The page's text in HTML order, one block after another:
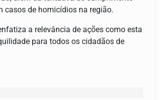
casos de homicídios na região.
a relevância de ações como esta
para todos os cidadãos de